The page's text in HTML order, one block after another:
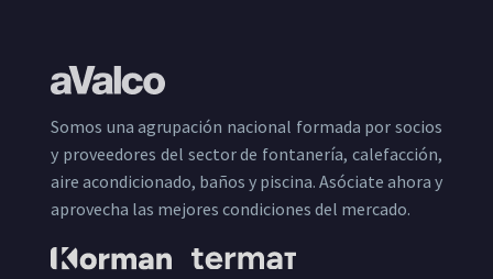
Somos una agrupación nacional formada por socios
y proveedores del sector de fontanería, calefacción,
aire acondicionado, baños y piscina. Asóciate ahora y
aprovecha las mejores condiciones del mercado.